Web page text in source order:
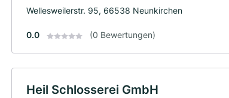
Wellesweilerstr. 95, 66538 Neunkirchen
0.0 (0 Bewertungen)
Heil Schlosserei GmbH